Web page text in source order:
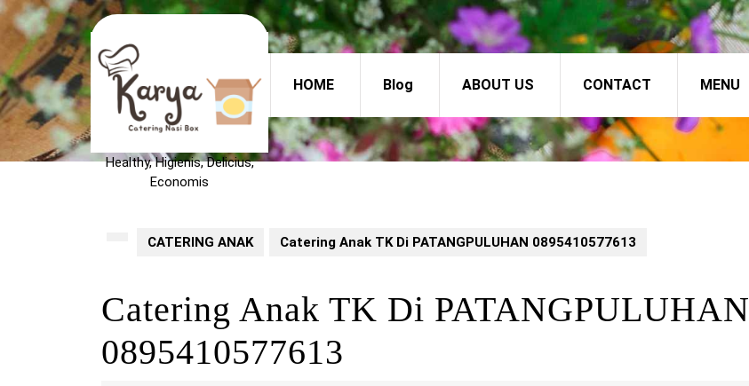
Skip
to
content
Healthy, Higienis, Delicius,
Economis
HOME Blog ABOUT US CONTACT MENU
CATERING ANAK Catering Anak TK Di PATANGPULUHAN 0895410577613
Catering Anak TK Di PATANGPULUHAN
0895410577613